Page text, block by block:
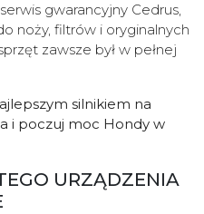
gwarancyjny Cedrus,
noży, filtrów i oryginalnych
zawsze był w pełnej
silnikiem na
i poczuj moc Hondy w
URZĄDZENIA